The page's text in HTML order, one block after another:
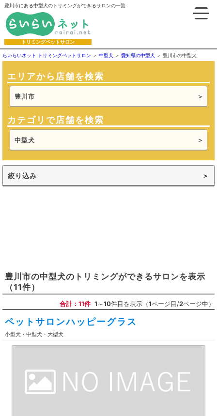
豊川市にある中型犬のトリミングができるサロンの一覧
トリミングペットサロン
らいらいネット トリミングペットサロン 中型犬 愛知県の中型犬 豊川市の中型犬
エリアから店舗を検索
豊川市
カテゴリで店舗を検索
中型犬
絞り込み
豊川市の中型犬のトリミングができるサロンを表示
（11件）
合計：11件 1～10件目を表示（1ページ目/2ページ中）
ペットサロンハッピーグラス
小型犬・中型犬・大型犬